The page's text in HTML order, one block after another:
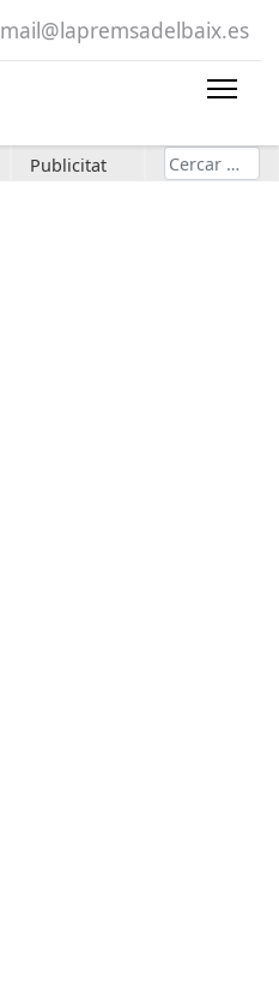
mail@lapremsadelbaix.es
Publicitat Cerca